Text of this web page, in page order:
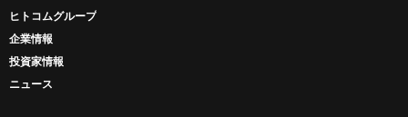
ヒトコムグループ
企業情報
投資家情報
ニュース